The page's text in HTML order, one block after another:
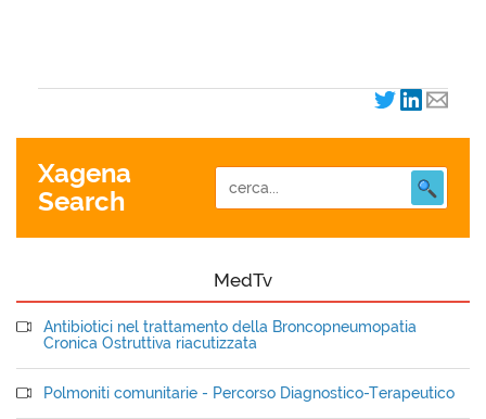
Xagena
Search
MedTv
Antibiotici nel trattamento della Broncopneumopatia
Cronica Ostruttiva riacutizzata
Polmoniti comunitarie - Percorso Diagnostico-Terapeutico